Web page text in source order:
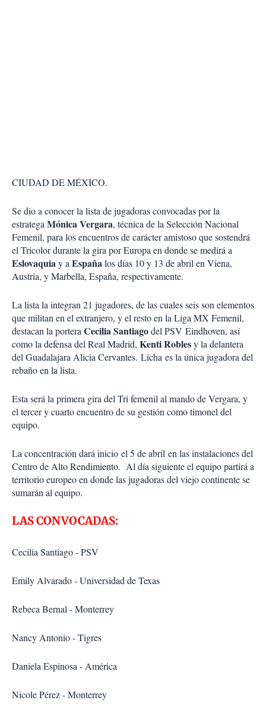
CIUDAD DE MÉXICO.
Se dio a conocer la lista de jugadoras convocadas por la
estrategaMónica Vergara, técnica de la Selección Nacional
Femenil, para los encuentros de carácter amistoso que sostendrá
el Tricolor durante la gira por Europa en donde se medirá a
Eslovaquiay aEspañalos días 10 y 13 de abril en Viena,
Austria, y Marbella, España, respectivamente.
La lista la integran 21 jugadores, de las cuales seis son elementos
que militan en el extranjero, y el resto en la Liga MX Femenil,
destacan la porteraCecilia Santiagodel PSV Eindhoven, así
como la defensa del Real Madrid, Kenti Roblesy la delantera
del Guadalajara Alicia Cervantes. Licha es la única jugadora del
rebaño en la lista.
Esta será la primera gira del Tri femenil al mando de Vergara, y
el tercer y cuarto encuentro de su gestión como timonel del
equipo.
La concentración dará inicio el 5 de abril en las instalaciones del
Centro de Alto Rendimiento. Al día siguiente el equipo partirá a
territorio europeo en donde las jugadoras del viejo continente se
sumarán al equipo.
LAS CONVOCADAS:
Cecilia Santiago - PSV
Emily Alvarado - Universidad de Texas
Rebeca Bernal - Monterrey
Nancy Antonio - Tigres
Daniela Espinosa - América
Nicole Pérez - Monterrey